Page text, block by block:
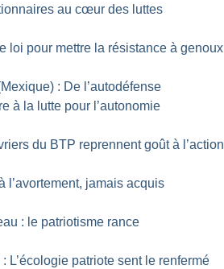
au cœur des luttes
loi pour mettre la résistance à genoux
: De l’autodéfense
à la lutte pour l’autonomie
du BTP reprennent goût à l’action
l’avortement, jamais acquis
: le patriotisme rance
L’écologie patriote sent le renfermé